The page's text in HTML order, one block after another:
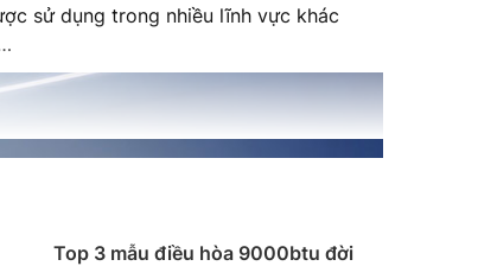
sử dụng trong nhiều lĩnh vực khác
Top 3 mẫu điều hòa 9000btu đời